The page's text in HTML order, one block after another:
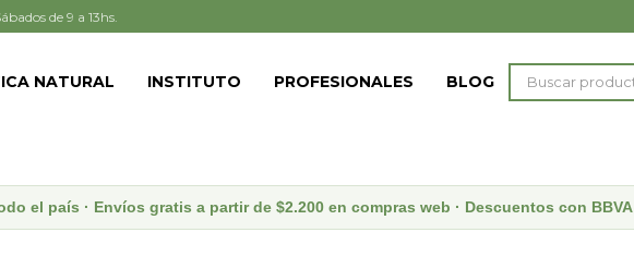
NATURAL INSTITUTO PROFESIONALES BLOG
de 9 a 13hs.
el país · Envíos gratis a partir de $2.200 en compras web · Descuentos con BBVA